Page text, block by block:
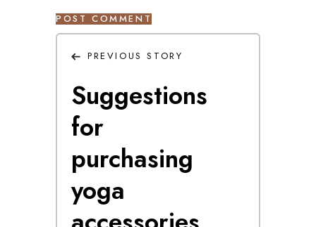
PREVIOUS STORY
Suggestions
for
purchasing
yoga